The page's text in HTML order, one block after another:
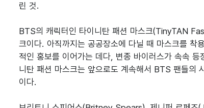
린 것.
BTS의 캐릭터인 타이니탄 패션 마스크(TinyTAN
크이다. 아직까지는 공공장소에 다닐 때 마스크를
적인 홍보를 이어가는 데다, 변종 바이러스가 속속
니탄 패션 마스크는 앞으로도 계속해서 BTS 팬들
이다.